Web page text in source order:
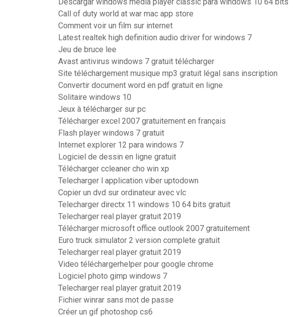
Call of duty world at war mac app store
Comment voir un film sur internet
Latest realtek high definition audio driver for windows 7
Jeu de bruce lee
Avast antivirus windows 7 gratuit télécharger
Site téléchargement musique mp3 gratuit légal sans inscription
Convertir document word en pdf gratuit en ligne
Solitaire windows 10
Jeux à télécharger sur pc
Télécharger excel 2007 gratuitement en français
Flash player windows 7 gratuit
Internet explorer 12 para windows 7
Logiciel de dessin en ligne gratuit
Télécharger ccleaner cho win xp
Telecharger l application viber uptodown
Copier un dvd sur ordinateur avec vlc
Telecharger directx 11 windows 10 64 bits gratuit
Telecharger real player gratuit 2019
Télécharger microsoft office outlook 2007 gratuitement
Euro truck simulator 2 version complete gratuit
Telecharger real player gratuit 2019
Video téléchargerhelper pour google chrome
Logiciel photo gimp windows 7
Telecharger real player gratuit 2019
Fichier winrar sans mot de passe
Créer un gif photoshop cs6